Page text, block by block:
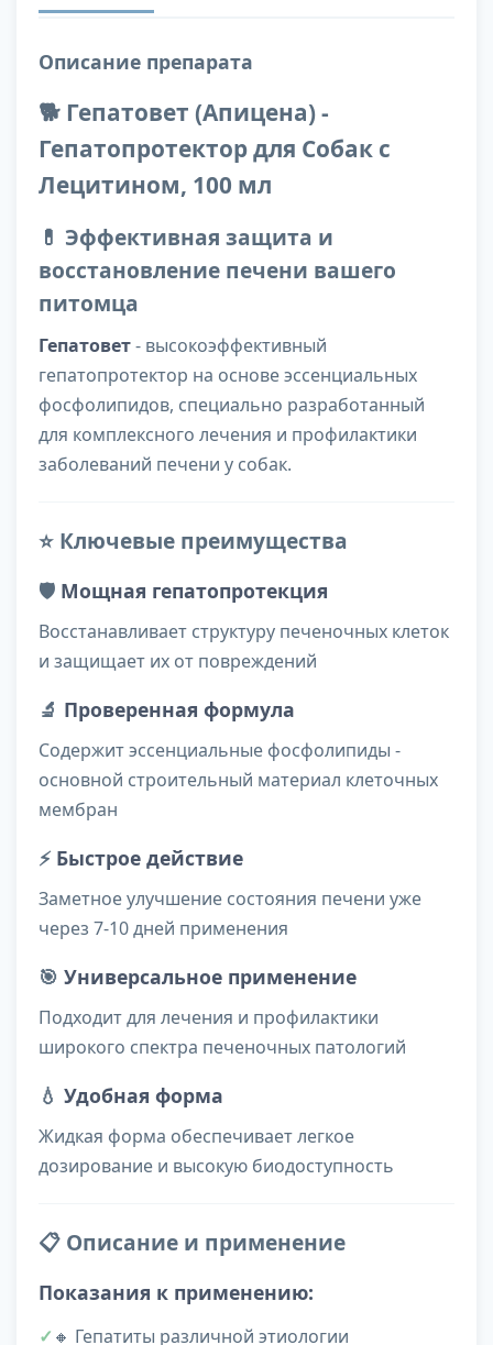
Описание препарата
🐕 Гепатовет (Апицена) -
Гепатопротектор для Собак с
Лецитином, 100 мл
💊 Эффективная защита и
восстановление печени вашего
питомца
Гепатовет- высокоэффективный
гепатопротектор на основе эссенциальных
фосфолипидов, специально разработанный
для комплексного лечения и профилактики
заболеваний печени у собак.
⭐ Ключевые преимущества
🛡️ Мощная гепатопротекция
Восстанавливает структуру печеночных клеток
и защищает их от повреждений
🔬 Проверенная формула
Содержит эссенциальные фосфолипиды -
основной строительный материал клеточных
мембран
⚡ Быстрое действие
Заметное улучшение состояния печени уже
через 7-10 дней применения
🎯 Универсальное применение
Подходит для лечения и профилактики
широкого спектра печеночных патологий
💧 Удобная форма
Жидкая форма обеспечивает легкое
дозирование и высокую биодоступность
📋 Описание и применение
Показания к применению:
🔸 Гепатиты различной этиологии